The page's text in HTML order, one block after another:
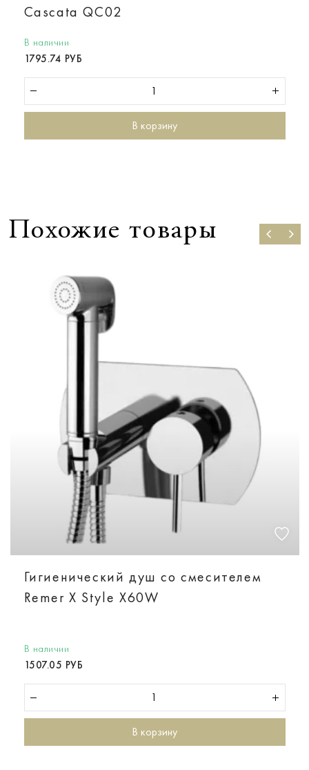
Cascata QC02
В наличии
1795.74 РУБ
В корзину
Похожие товары
Гигиенический душ со смесителем
Remer X Style X60W
В наличии
1507.05 РУБ
В корзину